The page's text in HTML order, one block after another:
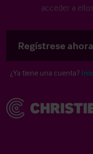
acceder a
Regístrese ahora
¿Ya tiene una cuenta?